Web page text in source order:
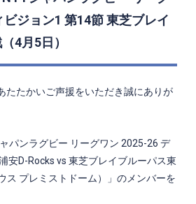
ジョン1 第14節 東芝ブレイ
4月5日）
たたかいご声援をいただき誠にありが
パンラグビー リーグワン 2025-26 デ
安D-Rocks vs 東芝ブレイブルーパス東
ス プレミストドーム）」 のメンバーを